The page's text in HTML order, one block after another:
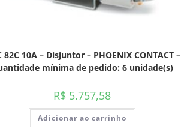
82C 10A – Disjuntor – PHOENIX CONTACT –
mínima de pedido: 6 unidade(s)
R$ 5.757,58
Adicionar ao carrinho